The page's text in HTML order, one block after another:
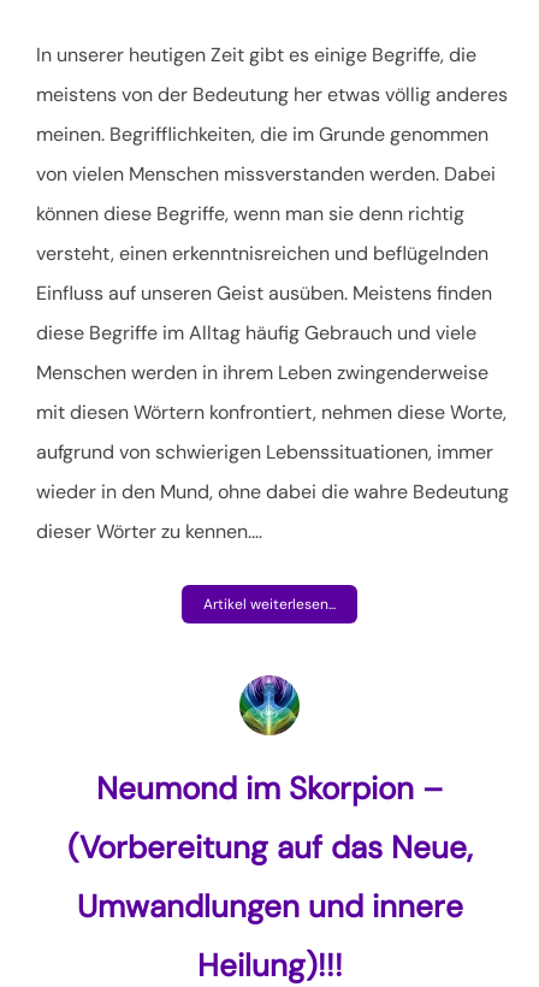
In unserer heutigen Zeit gibt es einige Begriffe, die
meistens von der Bedeutung her etwas völlig anderes
meinen. Begrifflichkeiten, die im Grunde genommen
von vielen Menschen missverstanden werden. Dabei
können diese Begriffe, wenn man sie denn richtig
versteht, einen erkenntnisreichen und beflügelnden
Einfluss auf unseren Geist ausüben. Meistens finden
diese Begriffe im Alltag häufig Gebrauch und viele
Menschen werden in ihrem Leben zwingenderweise
mit diesen Wörtern konfrontiert, nehmen diese Worte,
aufgrund von schwierigen Lebenssituationen, immer
wieder in den Mund, ohne dabei die wahre Bedeutung
dieser Wörter zu kennen.…
Artikel weiterlesen...
Neumond im Skorpion –
(Vorbereitung auf das Neue,
Umwandlungen und innere
Heilung)!!!